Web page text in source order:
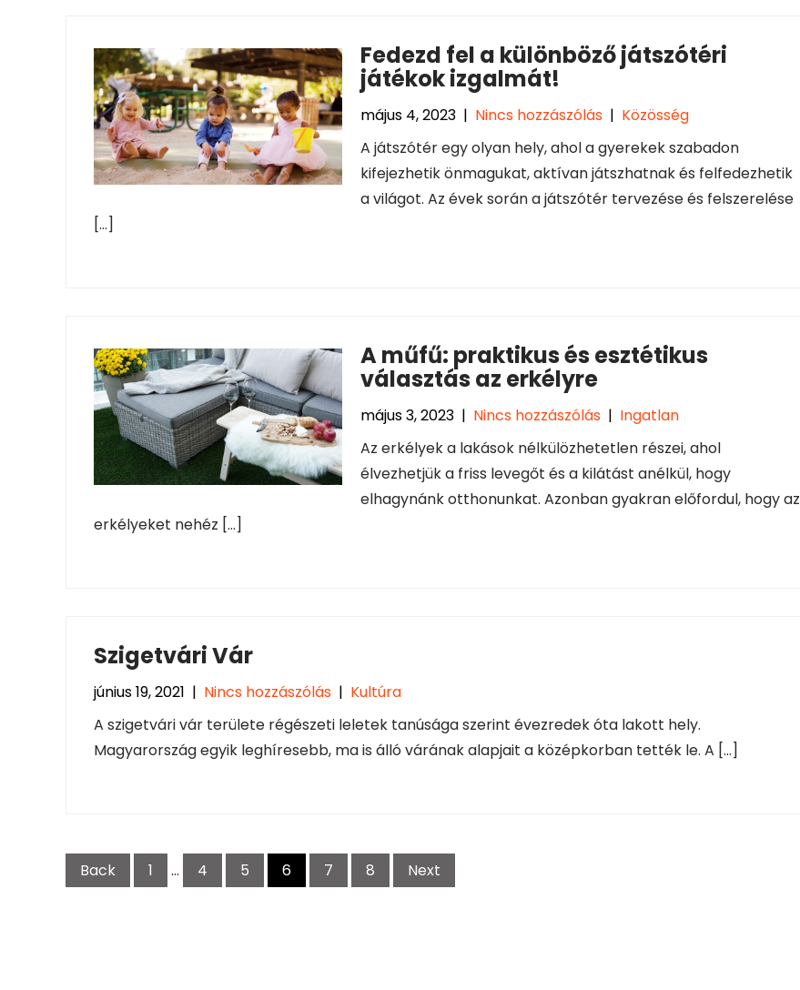
Fedezd fel a különböző játszótéri
játékok izgalmát!
május 4, 2023 | Nincs hozzászólás | Közösség
A játszótér egy olyan hely, ahol a gyerekek szabadon
kifejezhetik önmagukat, aktívan játszhatnak és felfedezhetik
a világot. Az évek során a játszótér tervezése és felszerelése
[…]
A műfű: praktikus és esztétikus
választás az erkélyre
május 3, 2023 | Nincs hozzászólás | Ingatlan
Az erkélyek a lakások nélkülözhetetlen részei, ahol
élvezhetjük a friss levegőt és a kilátást anélkül, hogy
elhagynánk otthonunkat. Azonban gyakran előfordul, hogy az
erkélyeket nehéz […]
Szigetvári Vár
június 19, 2021 | Nincs hozzászólás | Kultúra
A szigetvári vár területe régészeti leletek tanúsága szerint évezredek óta lakott hely.
Magyarország egyik leghíresebb, ma is álló várának alapjait a középkorban tették le. A […]
Bejegyzések
lapozása
Back 1 … 4 5 6 7 8 Next